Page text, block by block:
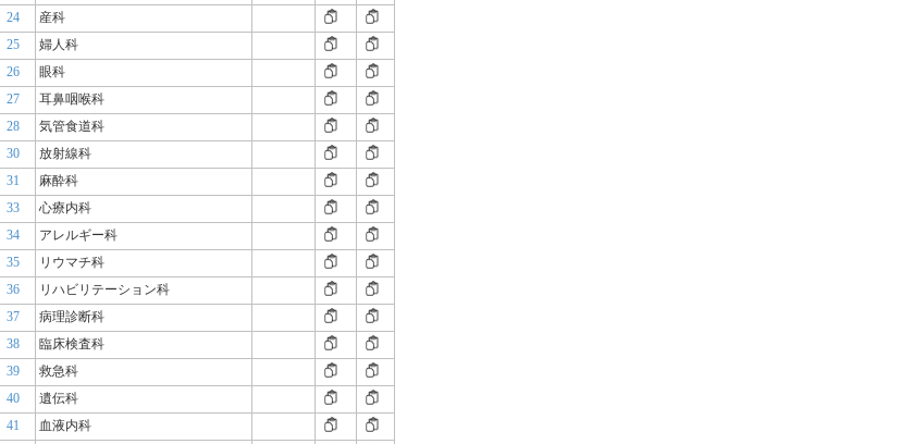
24
産科
25
婦人科
26
眼科
27
耳鼻咽喉科
28
気管食道科
30
放射線科
31
麻酔科
33
心療内科
34
アレルギー科
35
リウマチ科
36
リハビリテーション科
37
病理診断科
38
臨床検査科
39
救急科
40
遺伝科
41
血液内科